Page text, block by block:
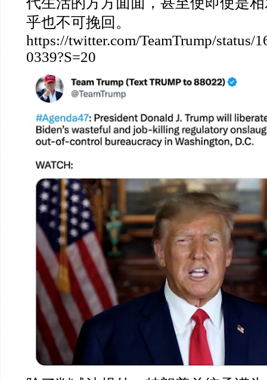
乎也不可挽回。
https://twitter.com/TeamTrump/status/
0339?S=20